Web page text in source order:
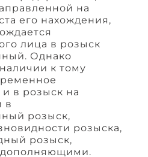
на
его нахождения,
лица в розыск
Однако
к тому
в розыск на
в
розыск,
розыска,
розыск,